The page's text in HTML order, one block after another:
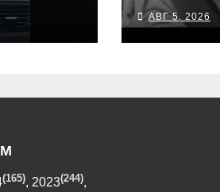
АВГ 5, 2026
(165), 2023(244),